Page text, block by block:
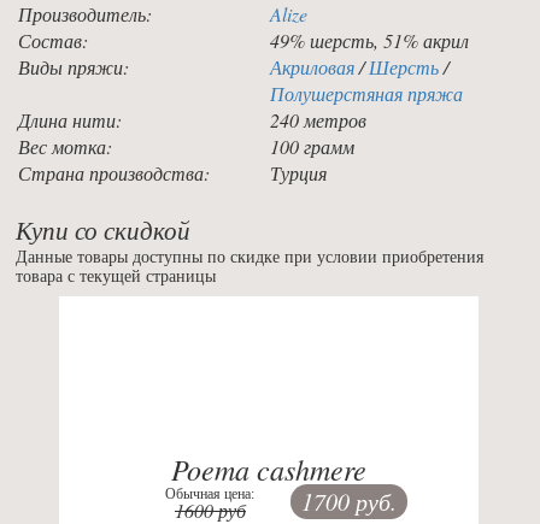
Производитель:
Alize
Состав:
49% шерсть, 51% акрил
Виды пряжи:
Акриловая/Шерсть/
Полушерстяная пряжа
Длина нити:
240 метров
Вес мотка:
100 грамм
Страна производства:
Турция
Купи со скидкой
Данные товары доступны по скидке при условии приобретения
товара с текущей страницы
Poema cashmere
Обычная цена:
1600 руб 1700 руб.